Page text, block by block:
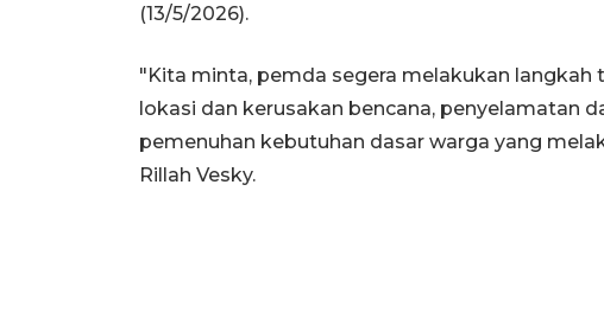
(13/5/2026).
"Kita minta, pemda segera melakukan langkah
lokasi dan kerusakan bencana, penyelamatan
pemenuhan kebutuhan dasar warga yang
Rillah Vesky.